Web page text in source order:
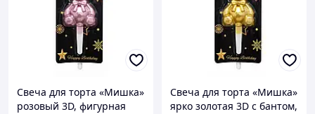
Свеча для торта «Мишка»
розовый 3D, фигурная
Свеча для торта «Мишка»
ярко золотая 3D с бантом,